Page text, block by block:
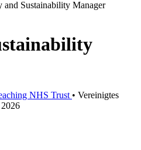
and Sustainability Manager
NHS Trust • Vereinigtes